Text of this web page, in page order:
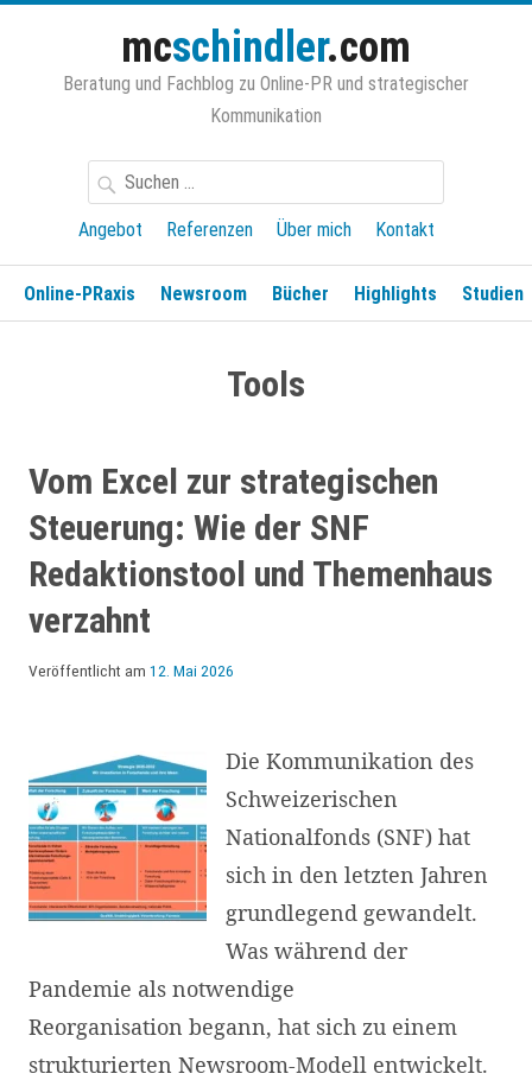
mcschindler.com
Beratung und Fachblog zu Online-PR und strategischer
Kommunikation
Suchen
nach:
Angebot
Referenzen Über mich Kontakt
Online-PRaxis Newsroom Bücher Highlights Studien
Tools
Vom Excel zur strategischen
Steuerung: Wie der SNF
Redaktionstool und Themenhaus
verzahnt
Veröffentlicht am 12. Mai 2026
Die Kommunikation des
Schweizerischen
Nationalfonds (SNF) hat
sich in den letzten Jahren
grundlegend gewandelt.
Was während der
Pandemie als notwendige
Reorganisation begann, hat sich zu einem
strukturierten Newsroom-Modell entwickelt.